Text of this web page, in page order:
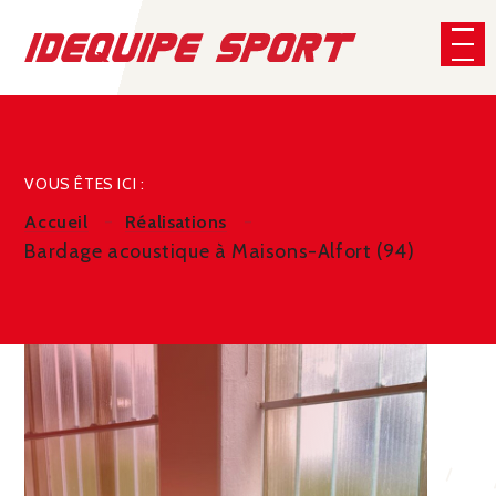
VOUS ÊTES ICI :
Accueil Réalisations
Bardage acoustique à Maisons-Alfort (94)